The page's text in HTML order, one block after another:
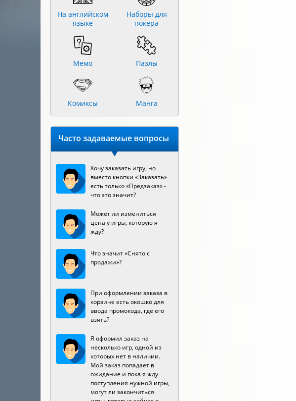
На английском
языке
Наборы для
покера
Мемо Пазлы
Комиксы Манга
Часто задаваемые вопросы
Хочу заказать игру, но
вместо кнопки «Заказать»
есть только «Предзаказ» -
что это значит?
Может ли измениться
цена у игры, которую я
жду?
Что значит «Снято с
продажи»?
При оформлении заказа в
корзине есть окошко для
ввода промокода, где его
взять?
Я оформил заказ на
несколько игр, одной из
которых нет в наличии.
Мой заказ попадает в
ожидание и пока я жду
поступления нужной игры,
могут ли закончиться